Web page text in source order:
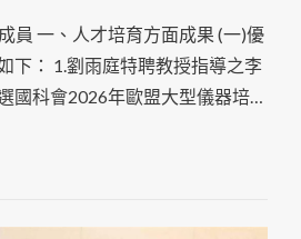
員 一、人才培育方面成果 (一)優
下： 1.劉雨庭特聘教授指導之李
國科會2026年歐盟大型儀器培訓